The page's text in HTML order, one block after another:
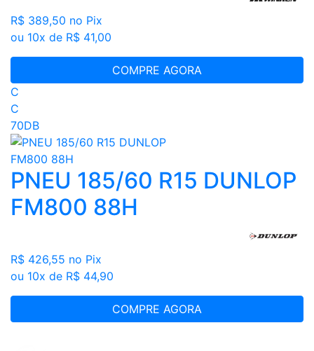
R$ 389,50 no Pix
ou 10x de R$ 41,00
COMPRE AGORA
C
C
70DB
PNEU 185/60 R15 DUNLOP
FM800 88H
R$ 426,55 no Pix
ou 10x de R$ 44,90
COMPRE AGORA